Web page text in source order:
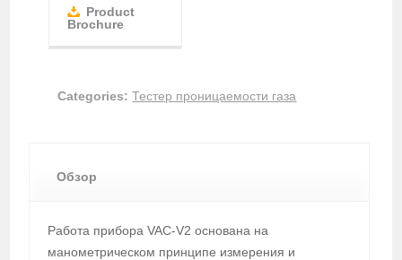
Product
Brochure
Categories: Тестер проницаемости газа
Обзор
Работа прибора VAC-V2 основана на
манометрическом принципе измерения и